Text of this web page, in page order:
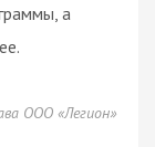
а
ООО «Легион»